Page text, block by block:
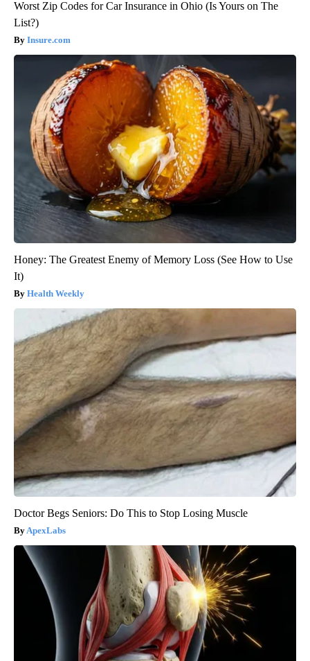
Worst Zip Codes for Car Insurance in Ohio (Is Yours on The
List?)
Insure.com
Honey: The Greatest Enemy of Memory Loss (See How to Use
It)
Health Weekly
Doctor Begs Seniors: Do This to Stop Losing Muscle
ApexLabs